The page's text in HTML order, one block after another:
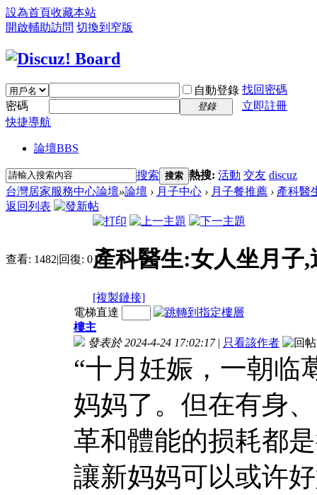
設為首頁收藏本站
開啟輔助訪問 切換到窄版
自動登錄 找回密碼
密碼
登錄
立即註冊
快捷導航
論壇BBS
搜索 搜索 熱搜: 活動 交友 discuz
台灣居家服務中心論壇»論壇 › 月子中心 › 月子餐推薦 › 產科醫
返回列表
查看: 1482|回復: 0產科醫生:女人坐月子
[複製鏈接]
電梯直達
樓主
發表於 2024-4-24 17:02:17 | 只看該作者
“十月妊娠，一朝临
妈妈了。但在有身
革和體能的损耗都
讓新妈妈可以或许